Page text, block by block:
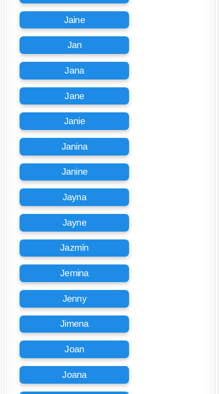
Jaine
Jan
Jana
Jane
Janie
Janina
Janine
Jayna
Jayne
Jazmín
Jemina
Jenny
Jimena
Joan
Joana